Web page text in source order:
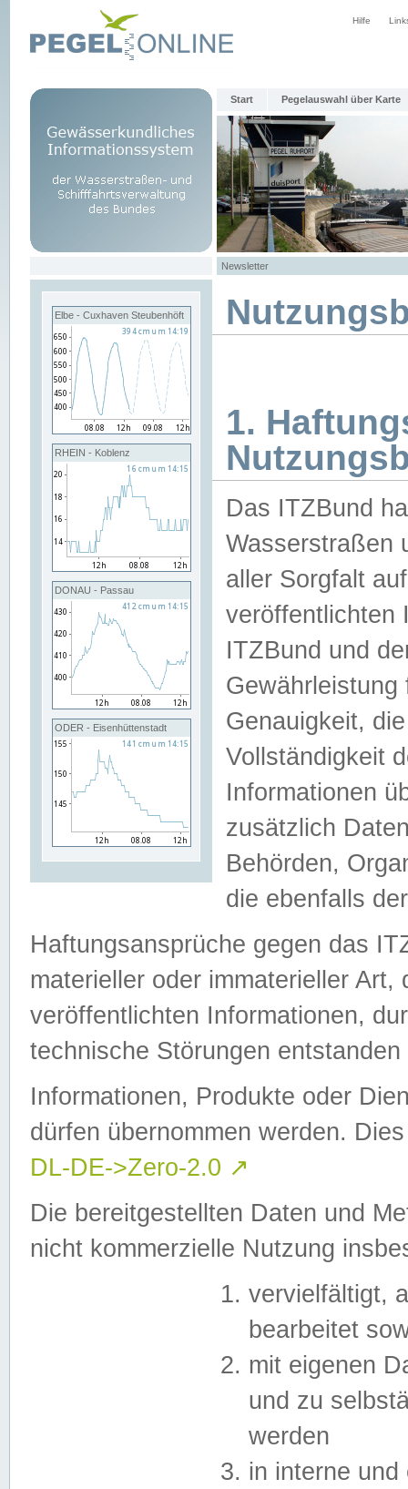
Hilfe
Start Pegelauswahl über Karte
Newsletter
Elbe - Cuxhaven Steubenhöft
RHEIN - Koblenz
DONAU - Passau
ODER - Eisenhüttenstadt
1.
Das ITZBund
Wasserstraßen
aller Sorgfalt
veröffentlichten
ITZBund und
Genauigkeit,
Vollständigkeit
Informationen
zusätzlich
Behörden,
die ebenfalls
Haftungsansprüche gegen das
materieller oder immaterieller
veröffentlichten Informationen,
technische Störungen
Informationen, Produkte oder
dürfen übernommen werden.
DL-DE->Zero-2.0 ↗
Die bereitgestellten Daten und
nicht kommerzielle Nutzung
vervielfältigt,
bearbeitet
mit eigenen
und zu
werden
in interne